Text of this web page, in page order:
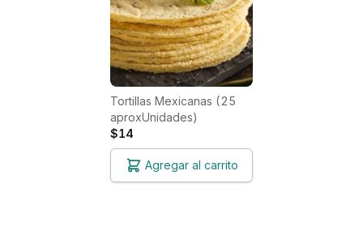
Tortillas Mexicanas (25
aproxUnidades)
$14
Agregar al carrito